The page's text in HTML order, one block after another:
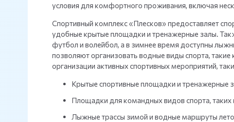
условия для комфортного проживания, включая
Спортивный комплекс «Плесков» предоставляет
удобные крытые площадки и тренажерные залы.
футбол и волейбол, а в зимнее время доступны
позволяют организовать водные виды спорта, такие
организации активных спортивных мероприятий,
Крытые спортивные площадки и тренажерные
Площадки для командных видов спорта, таких
Лыжные трассы зимой и водные маршруты